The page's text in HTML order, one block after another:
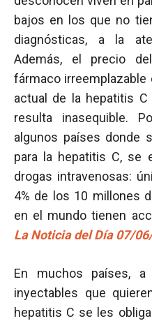
bajos en los que no
diagnósticas, a la
Además, el precio
fármaco
actual de la hepatitis
resulta inasequible.
algunos países donde
para la hepatitis C, se
drogas intravenosas:
4% de los 10 millones
en el mundo tienen
La Noticia del Día 07/
En muchos países,
inyectables que
hepatitis C se les